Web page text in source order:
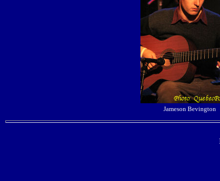
Jameson Bevington